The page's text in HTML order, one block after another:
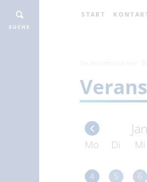
START
SUCHE
Mo Di Mi
4
5 6